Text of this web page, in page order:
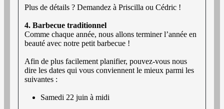
Plus de détails ? Demandez à Priscilla ou Cédric !
4. Barbecue traditionnel
Comme chaque année, nous allons terminer l’année en
beauté avec notre petit barbecue !
Afin de plus facilement planifier, pouvez-vous nous
dire les dates qui vous conviennent le mieux parmi les
suivantes :
Samedi 22 juin à midi